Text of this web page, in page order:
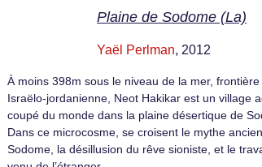
Plaine de Sodome (La)
Yaël Perlman, 2012
À moins 398m sous le niveau de la mer, frontière
Israëlo-jordanienne, Neot Hakikar est un village
coupé du monde dans la plaine désertique de
Dans ce microcosme, se croisent le mythe
Sodome, la désillusion du rêve sioniste, et le